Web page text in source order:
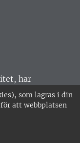
som lagras i din
för att webbplatsen
har
är
är
•
•